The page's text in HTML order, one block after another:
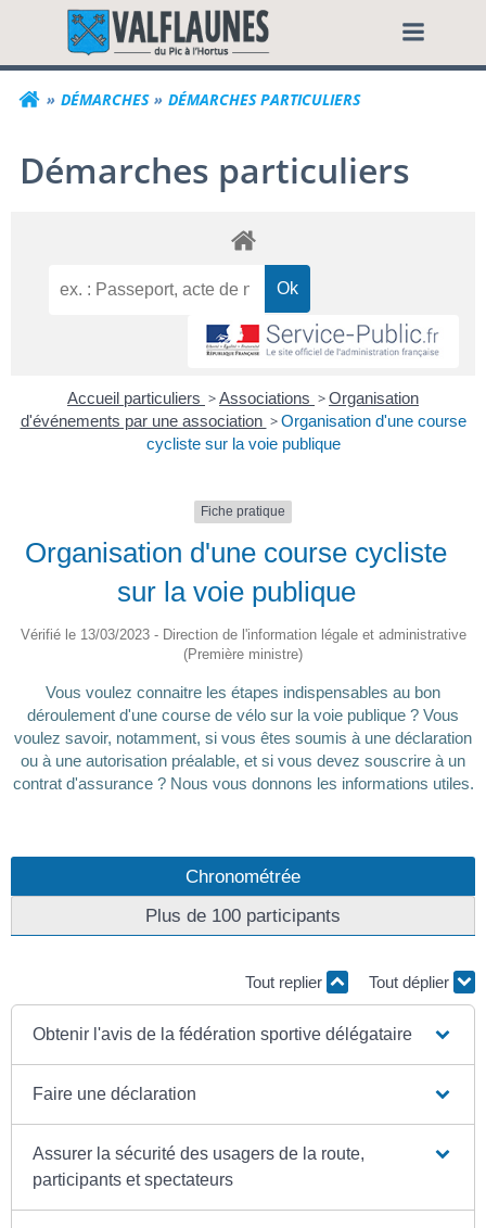
contenuCommune de
DÉMARCHES DÉMARCHES PARTICULIERS
Démarches particuliers
Accueil particuliers >Associations >Organisation
d'événements par une association > Organisation d'une course
cycliste sur la voie publique
Fiche pratique
Organisation d'une course cycliste
sur la voie publique
Vérifié le 13/03/2023 - Direction de l'information légale et administrative
(Première ministre)
Vous voulez connaitre les étapes indispensables au bon
déroulement d'une course de vélo sur la voie publique ? Vous
voulez savoir, notamment, si vous êtes soumis à une déclaration
ou à une autorisation préalable, et si vous devez souscrire à un
contrat d'assurance ? Nous vous donnons les informations utiles.
Chronométrée
Plus de 100 participants
Tout replier Tout déplier
Obtenir l'avis de la fédération sportive délégataire
Faire une déclaration
Assurer la sécurité des usagers de la route,
participants et spectateurs